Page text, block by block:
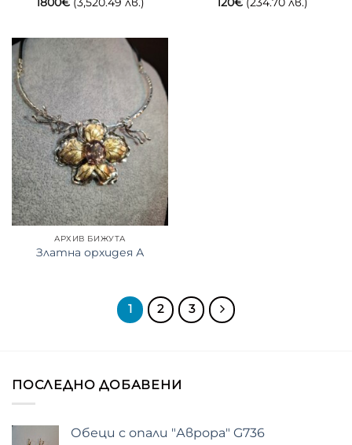
АРХИВ БИЖУТА
Златна орхидея А
1 2 3
ПОСЛЕДНО ДОБАВЕНИ
Обеци с опали "Аврора" G736